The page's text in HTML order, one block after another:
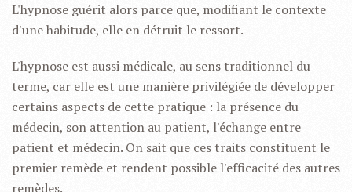
L'hypnose guérit alors parce que, modifiant le contexte
d'une habitude, elle en détruit le ressort.
L'hypnose est aussi médicale, au sens traditionnel du
terme, car elle est une manière privilégiée de développer
certains aspects de cette pratique : la présence du
médecin, son attention au patient, l'échange entre
patient et médecin. On sait que ces traits constituent le
premier remède et rendent possible l'efficacité des autres
remèdes.